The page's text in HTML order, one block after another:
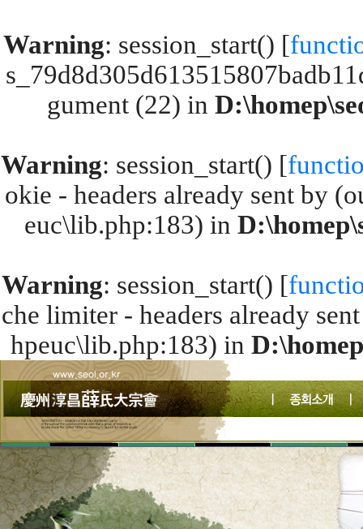
Warning: session_start() [
gument (22) in
Warning: session_start() [
okie - headers already sent by
euc\lib.php:183) in
Warning: session_start() [
che limiter - headers already
hpeuc\lib.php:183) in